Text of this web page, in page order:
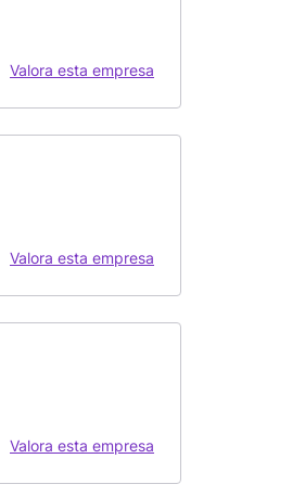
Valora esta empresa
Valora esta empresa
Valora esta empresa